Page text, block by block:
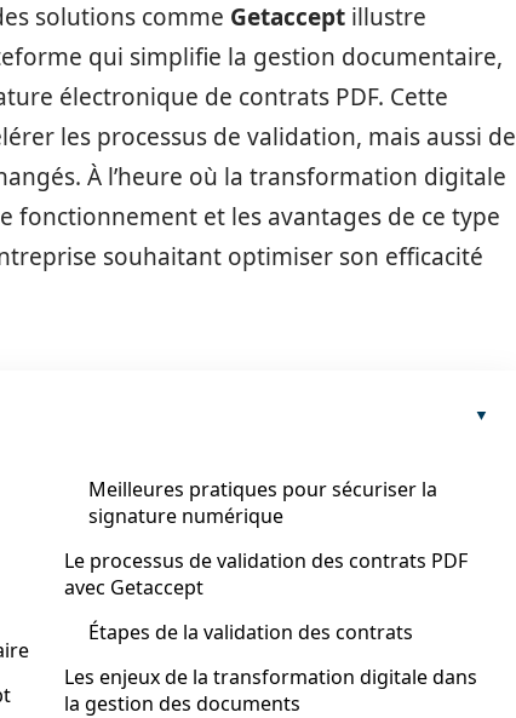
solutions comme Getaccept illustre
qui simplifie la gestion documentaire,
électronique de contrats PDF. Cette
les processus de validation, mais aussi de
À l’heure où la transformation digitale
et les avantages de ce type
souhaitant optimiser son efficacité
Meilleures pratiques pour sécuriser la
signature numérique
Le processus de validation des contrats PDF
avec Getaccept
Étapes de la validation des contrats
Les enjeux de la transformation digitale dans
la gestion des documents